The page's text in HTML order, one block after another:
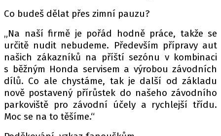
Co budeš dělat přes zimní pauzu?
„Na naší firmě je pořád hodně práce, takže se
určitě nudit nebudeme. Především přípravy aut
našich zákazníků na příští sezónu v kombinaci
s běžným Honda servisem a výrobou závodních
dílů. Co ale chystáme, tak je další od základu
nově postavený přírůstek do našeho závodního
parkoviště pro závodní účely a rychlejší třídu.
Moc se na to těšíme.“